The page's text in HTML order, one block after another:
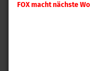
FOX macht nächste